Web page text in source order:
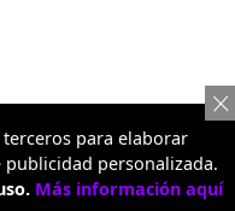
para elaborar
personalizada.
Más información aquí